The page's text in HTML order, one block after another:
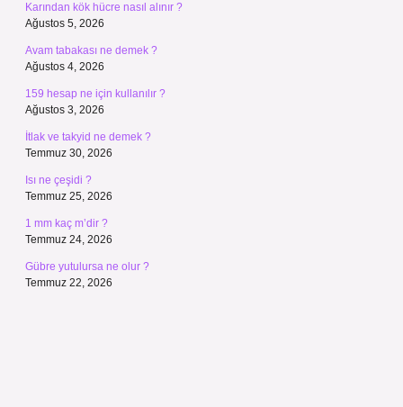
Karından kök hücre nasıl alınır ?
Ağustos 5, 2026
Avam tabakası ne demek ?
Ağustos 4, 2026
159 hesap ne için kullanılır ?
Ağustos 3, 2026
İtlak ve takyid ne demek ?
Temmuz 30, 2026
Isı ne çeşidi ?
Temmuz 25, 2026
1 mm kaç m’dir ?
Temmuz 24, 2026
Gübre yutulursa ne olur ?
Temmuz 22, 2026